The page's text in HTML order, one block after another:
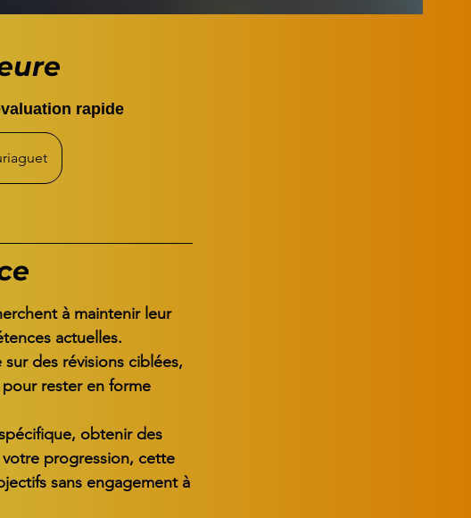
rapide
à maintenir leur
actuelles.
des révisions ciblées,
rester en forme
obtenir des
progression, cette
sans engagement à